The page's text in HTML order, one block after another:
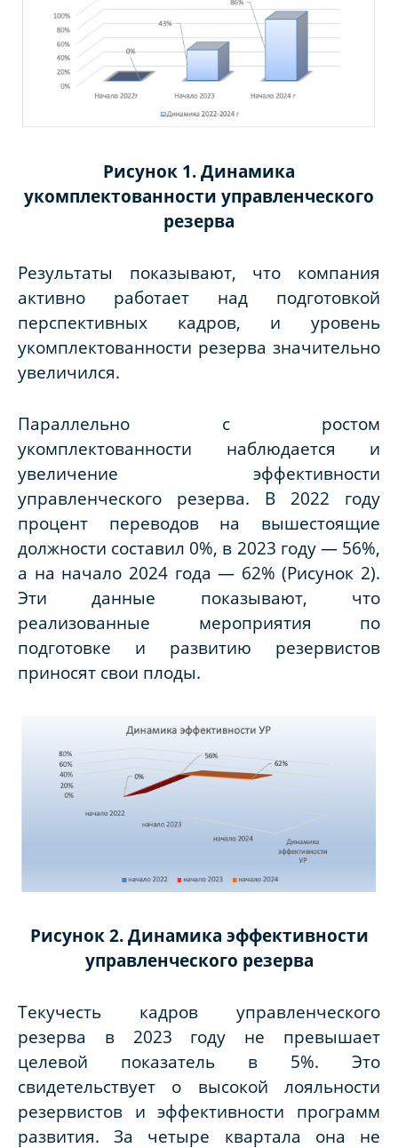
Рисунок 1. Динамика
укомплектованности управленческого
резерва
Результаты показывают, что компания
активно работает над подготовкой
перспективных кадров, и уровень
укомплектованности резерва значительно
увеличился.
Параллельно с ростом
укомплектованности наблюдается и
увеличение эффективности
управленческого резерва. В 2022 году
процент переводов на вышестоящие
должности составил 0%, в 2023 году — 56%,
а на начало 2024 года — 62% (Рисунок 2).
Эти данные показывают, что
реализованные мероприятия по
подготовке и развитию резервистов
приносят свои плоды.
Рисунок 2. Динамика эффективности
управленческого резерва
Текучесть кадров управленческого
резерва в 2023 году не превышает
целевой показатель в 5%. Это
свидетельствует о высокой лояльности
резервистов и эффективности программ
развития. За четыре квартала она не